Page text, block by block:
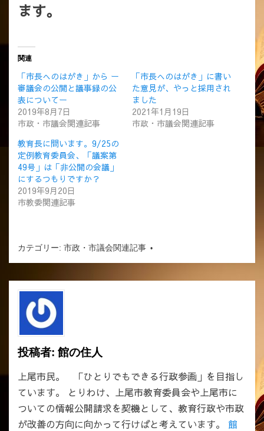
ます。
関連
「市長へのはがき」から ー
審議会の公開と議事録の公
表についてー
2019年8月7日
市政・市議会関連記事
「市長へのはがき」に書い
た意見が、やっと採用され
ました
2021年1月19日
市政・市議会関連記事
教育長に問います。9/25の
定例教育委員会、「議案第
49号」は「非公開の会議」
にするつもりですか？
2019年9月20日
市教委関連記事
カテゴリー: 市政・市議会関連記事
投稿者: 館の住人
上尾市民。 「ひとりでもできる行政参画」を目指し
ています。 とりわけ、上尾市教育委員会や上尾市に
ついての情報公開請求を契機として、教育行政や市政
が改善の方向に向かって行けばと考えています。 館